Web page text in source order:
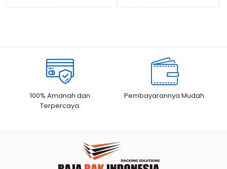
100% Amanah dan
Terpercaya.
Pembayarannya Mudah.